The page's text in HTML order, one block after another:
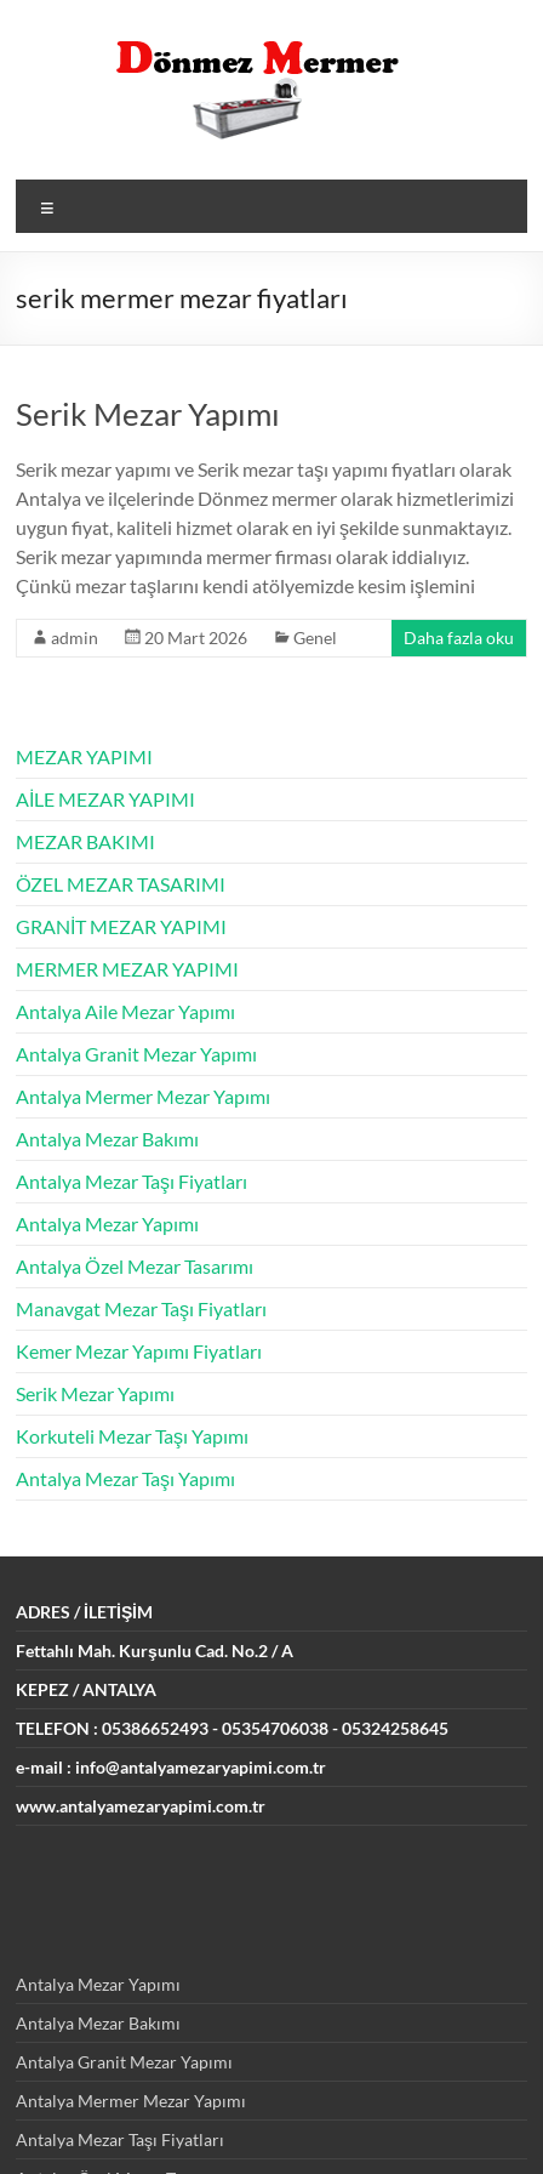
serik mermer mezar fiyatları
Serik Mezar Yapımı
Serik mezar yapımı ve Serik mezar taşı yapımı fiyatları olarak
Antalya ve ilçelerinde Dönmez mermer olarak hizmetlerimizi
uygun fiyat, kaliteli hizmet olarak en iyi şekilde sunmaktayız.
Serik mezar yapımında mermer firması olarak iddialıyız.
Çünkü mezar taşlarını kendi atölyemizde kesim işlemini
admin 20 Mart 2026 Genel Daha fazla oku
MEZAR YAPIMI
AİLE MEZAR YAPIMI
MEZAR BAKIMI
ÖZEL MEZAR TASARIMI
GRANİT MEZAR YAPIMI
MERMER MEZAR YAPIMI
Antalya Aile Mezar Yapımı
Antalya Granit Mezar Yapımı
Antalya Mermer Mezar Yapımı
Antalya Mezar Bakımı
Antalya Mezar Taşı Fiyatları
Antalya Mezar Yapımı
Antalya Özel Mezar Tasarımı
Manavgat Mezar Taşı Fiyatları
Kemer Mezar Yapımı Fiyatları
Serik Mezar Yapımı
Korkuteli Mezar Taşı Yapımı
Antalya Mezar Taşı Yapımı
ADRES / İLETİŞİM
Fettahlı Mah. Kurşunlu Cad. No.2 / A
KEPEZ / ANTALYA
TELEFON : 05386652493 - 05354706038 - 05324258645
e-mail : info@antalyamezaryapimi.com.tr
www.antalyamezaryapimi.com.tr
Antalya Mezar Yapımı
Antalya Mezar Bakımı
Antalya Granit Mezar Yapımı
Antalya Mermer Mezar Yapımı
Antalya Mezar Taşı Fiyatları